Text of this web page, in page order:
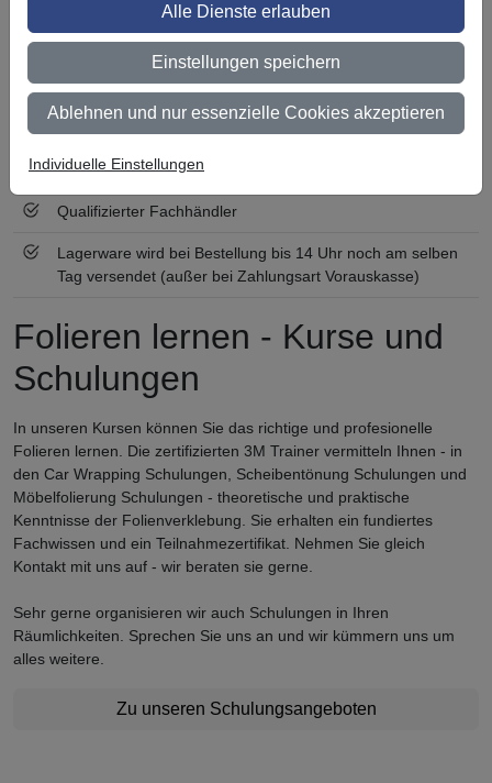
Persönliche Beratung und Betreuung
Keine Mindestbestellmenge
Ab 300 € Nettowarenwert versandkostenfrei (innerhalb
Zertifiziert nach ISO 9001
Qualifizierter Fachhändler
Lagerware wird bei Bestellung bis 14 Uhr noch am selben
Tag versendet (außer bei Zahlungsart Vorauskasse)
Folieren lernen - Kurse und
Schulungen
In unseren Kursen können Sie das richtige und profesionelle
Folieren lernen. Die zertifizierten 3M Trainer vermitteln Ihnen - in
den Car Wrapping Schulungen, Scheibentönung Schulungen und
Möbelfolierung Schulungen - theoretische und praktische
Kenntnisse der Folienverklebung. Sie erhalten ein fundiertes
Fachwissen und ein Teilnahmezertifikat. Nehmen Sie gleich
Kontakt mit uns auf - wir beraten sie gerne.
Sehr gerne organisieren wir auch Schulungen in Ihren
Räumlichkeiten. Sprechen Sie uns an und wir kümmern uns um
alles weitere.
Zu unseren Schulungsangeboten
Alle Dienste erlauben
Einstellungen speichern
Ablehnen und nur essenzielle Cookies akzeptieren
Individuelle Einstellungen